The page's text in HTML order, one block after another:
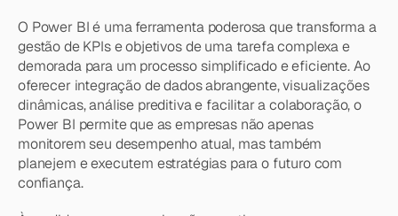
O Power BI é uma ferramenta poderosa que transforma a
gestão de KPIs e objetivos de uma tarefa complexa e
demorada para um processo simplificado e eficiente. Ao
oferecer integração de dados abrangente, visualizações
dinâmicas, análise preditiva e facilitar a colaboração, o
Power BI permite que as empresas não apenas
monitorem seu desempenho atual, mas também
planejem e executem estratégias para o futuro com
confiança.